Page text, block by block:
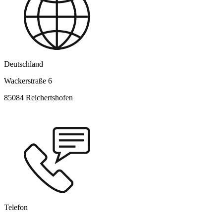
Deutschland
Wackerstraße 6
85084 Reichertshofen
Telefon